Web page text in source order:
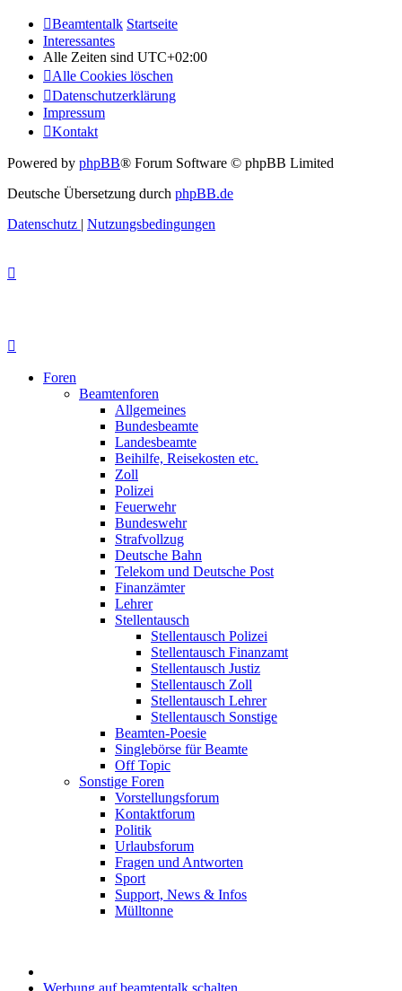
Beamtentalk Startseite
Interessantes
Alle Zeiten sind UTC+02:00
Alle Cookies löschen
Datenschutzerklärung
Impressum
Kontakt
Powered by phpBB® Forum Software © phpBB Limited
Deutsche Übersetzung durch phpBB.de
Datenschutz | Nutzungsbedingungen
Foren
Beamtenforen
Allgemeines
Bundesbeamte
Landesbeamte
Beihilfe, Reisekosten etc.
Zoll
Polizei
Feuerwehr
Bundeswehr
Strafvollzug
Deutsche Bahn
Telekom und Deutsche Post
Finanzämter
Lehrer
Stellentausch
Stellentausch Polizei
Stellentausch Finanzamt
Stellentausch Justiz
Stellentausch Zoll
Stellentausch Lehrer
Stellentausch Sonstige
Beamten-Poesie
Singlebörse für Beamte
Off Topic
Sonstige Foren
Vorstellungsforum
Kontaktforum
Politik
Urlaubsforum
Fragen und Antworten
Sport
Support, News & Infos
Mülltonne